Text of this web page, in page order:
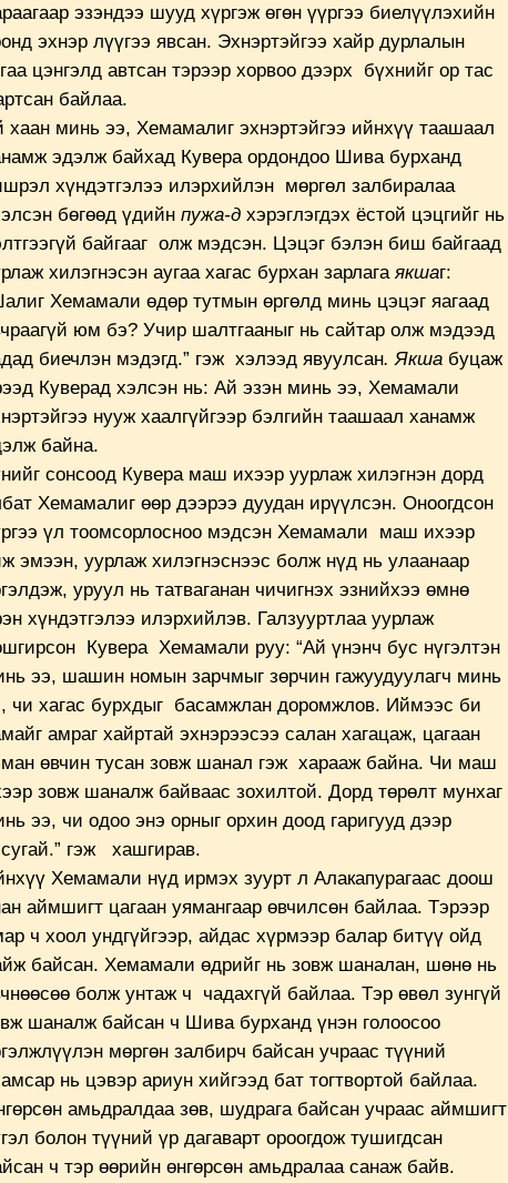
эзэндээ шууд хүргэж өгөн үүргээ биелүүлэхийн
эхнэр лүүгээ явсан. Эхнэртэйгээ хайр дурлалын
цэнгэлд автсан тэрээр хорвоо дээрх бүхнийг ор тас
байлаа.
хаан минь ээ, Хемамалиг эхнэртэйгээ ийнхүү таашаал
эдэлж байхад Кувера ордондоо Шива бурханд
хүндэтгэлээ илэрхийлэн мөргөл залбиралаа
бөгөөд үдийн пужа-дхэрэглэгдэх ёстой цэцгийг нь
байгааг олж мэдсэн. Цэцэг бэлэн биш байгаад
хилэгнэсэн аугаа хагас бурхан зарлага якшаг:
Хемамали өдөр тутмын өргөлд минь цэцэг яагаад
юм бэ? Учир шалтгааныг нь сайтар олж мэдээд
биечлэн мэдэгд.” гэж хэлээд явуулсан. Якшабуцаж
Куверад хэлсэн нь: Ай эзэн минь ээ, Хемамали
нууж хаалгүйгээр бэлгийн таашаал ханамж
байна.
сонсоод Кувера маш ихээр уурлаж хилэгнэн дорд
Хемамалиг өөр дээрээ дуудан ирүүлсэн. Оноогдсон
үл тоомсорлосноо мэдсэн Хемамали маш ихээр
эмээн, уурлаж хилэгнэснээс болж нүд нь улаанаар
уруул нь татваганан чичигнэх эзнийхээ өмнө
хүндэтгэлээ илэрхийлэв. Галзууртлаа уурлаж
Кувера Хемамали руу: “Ай үнэнч бус нүгэлтэн
ээ, шашин номын зарчмыг зөрчин гажуудуулагч минь
чи хагас бурхдыг басамжлан доромжлов. Иймээс би
амраг хайртай эхнэрээсээ салан хагацаж, цагаан
өвчин тусан зовж шанал гэж харааж байна. Чи маш
зовж шаналж байваас зохилтой. Дорд төрөлт мунхаг
ээ, чи одоо энэ орныг орхин доод гаригууд дээр
гэж хашгирав.
Хемамали нүд ирмэх зуурт л Алакапурагаас доош
аймшигт цагаан уямангаар өвчилсөн байлаа. Тэрээр
ч хоол ундгүйгээр, айдас хүрмээр балар битүү ойд
байсан. Хемамали өдрийг нь зовж шаналан, шөнө нь
болж унтаж ч чадахгүй байлаа. Тэр өвөл зунгүй
шаналж байсан ч Шива бурханд үнэн голоосоо
мөргөн залбирч байсан учраас түүний
нь цэвэр ариун хийгээд бат тогтвортой байлаа.
амьдралдаа зөв, шудрага байсан учраас аймшигт
болон түүний үр дагаварт ороогдож тушигдсан
ч тэр өөрийн өнгөрсөн амьдралаа санаж байв.